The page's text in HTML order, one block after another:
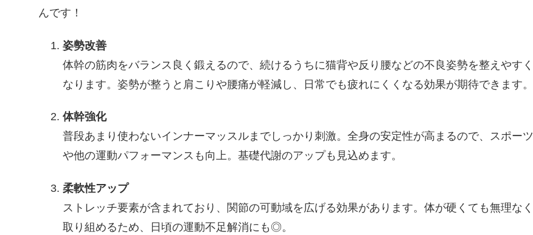
んです！
姿勢改善
体幹の筋肉をバランス良く鍛えるので、続けるうちに猫背や反り腰などの不良姿勢を整えやすく
なります。姿勢が整うと肩こりや腰痛が軽減し、日常でも疲れにくくなる効果が期待できます。
体幹強化
普段あまり使わないインナーマッスルまでしっかり刺激。全身の安定性が高まるので、スポーツ
や他の運動パフォーマンスも向上。基礎代謝のアップも見込めます。
柔軟性アップ
ストレッチ要素が含まれており、関節の可動域を広げる効果があります。体が硬くても無理なく
取り組めるため、日頃の運動不足解消にも◎。